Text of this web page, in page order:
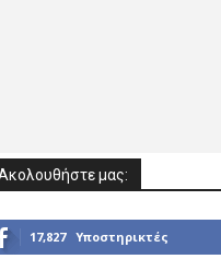
μας:
17,827 Υποστηρικτές